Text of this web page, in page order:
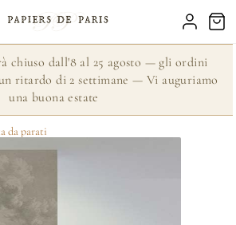
chiuso dall'8 al 25 agosto — gli ordini
ritardo di 2 settimane — Vi auguriamo
una buona estate
da parati